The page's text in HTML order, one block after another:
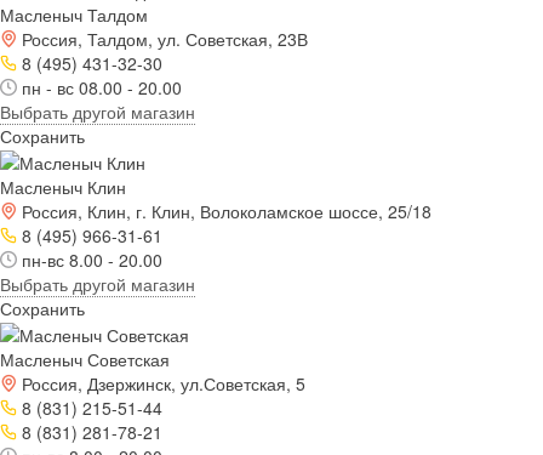
Масленыч Талдом
Россия, Талдом, ул. Советская, 23В
8 (495) 431-32-30
пн - вс 08.00 - 20.00
Выбрать другой магазин
Сохранить
Масленыч Клин
Россия, Клин, г. Клин, Волоколамское шоссе, 25/18
8 (495) 966-31-61
пн-вс 8.00 - 20.00
Выбрать другой магазин
Сохранить
Масленыч Советская
Россия, Дзержинск, ул.Советская, 5
8 (831) 215-51-44
8 (831) 281-78-21